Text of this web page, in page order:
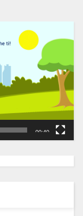
00:40